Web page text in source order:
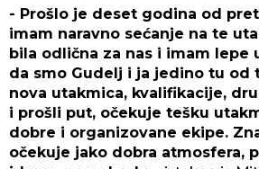
- Prošlo je deset godina od
imam naravno sećanje na te
bila odlična za nas i imam lepe
da smo Gudelj i ja jedino tu od
nova utakmica, kvalifikacije,
i prošli put, očekuje tešku
dobre i organizovane ekipe.
očekuje jako dobra atmosfera,